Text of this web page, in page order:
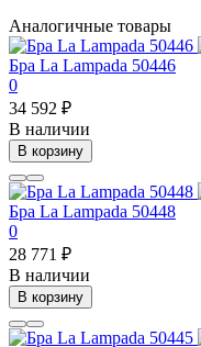
Аналогичные товары
Бра La Lampada 50446
0
34 592 ₽
В наличии
В корзину
Бра La Lampada 50448
0
28 771 ₽
В наличии
В корзину